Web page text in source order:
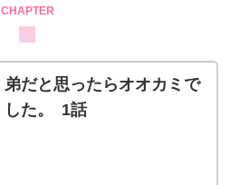
CHAPTER
弟だと思ったらオオカミで
した。 1話